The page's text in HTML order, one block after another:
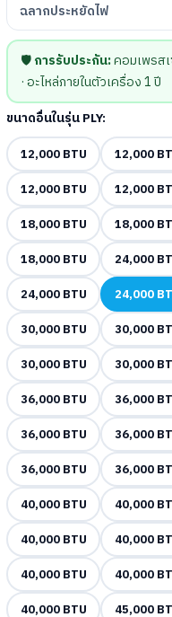
ฉลากประหยัดไฟ
🛡️การรับประกัน:คอมเพรสเ
· อะไหล่ภายในตัวเครื่อง 1 ปี
ขนาดอื่นในรุ่น PLY:
12,000 BTU
12,000
12,000 BTU
12,000
18,000 BTU
18,000
18,000 BTU
24,000
24,000 BTU
24,000
30,000 BTU
30,000
30,000 BTU
30,000
36,000 BTU
36,000
36,000 BTU
36,000
36,000 BTU
36,000
40,000 BTU
40,000
40,000 BTU
40,000
40,000 BTU
40,000
40,000 BTU
45,000